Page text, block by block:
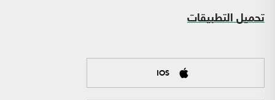
تحميل التطبيقات
IOS